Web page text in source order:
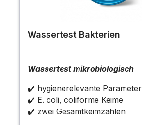
Wassertest Bakterien
Wassertest mikrobiologisch
✔️ hygienerelevante Parameter
✔️ E. coli, coliforme Keime
✔️ zwei Gesamtkeimzahlen